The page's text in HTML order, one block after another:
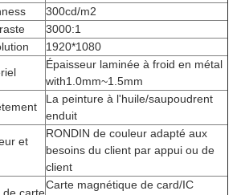
300cd/m2
3000:1
1920*1080
Épaisseur laminée à froid en métal
with1.0mm~1.5mm
La peinture à l'huile/saupoudrent
enduit
et
RONDIN de couleur adapté aux
besoins du client par appui ou de
client
Carte magnétique de card/IC